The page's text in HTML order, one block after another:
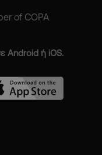
of COPA
Android ή iOS.